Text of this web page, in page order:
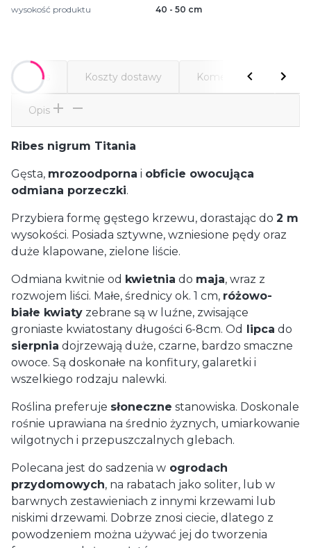
wysokość produktu
40 - 50 cm
Opis Koszty dostawy Komentarze
Opis
Ribes nigrum Titania
Gęsta, mrozoodporna i obficie owocująca
odmiana porzeczki.
Przybiera formę gęstego krzewu, dorastając do 2 m
wysokości. Posiada sztywne, wzniesione pędy oraz
duże klapowane, zielone liście.
Odmiana kwitnie od kwietnia do maja, wraz z
rozwojem liści. Małe, średnicy ok. 1 cm, różowo-
białe kwiaty zebrane są w luźne, zwisające
groniaste kwiatostany długości 6-8cm. Od lipca do
sierpnia dojrzewają duże, czarne, bardzo smaczne
owoce. Są doskonałe na konfitury, galaretki i
wszelkiego rodzaju nalewki.
Roślina preferuje słoneczne stanowiska. Doskonale
rośnie uprawiana na średnio żyznych, umiarkowanie
wilgotnych i przepuszczalnych glebach.
Polecana jest do sadzenia w ogrodach
przydomowych, na rabatach jako soliter, lub w
barwnych zestawieniach z innymi krzewami lub
niskimi drzewami. Dobrze znosi ciecie, dlatego z
powodzeniem można używać jej do tworzenia